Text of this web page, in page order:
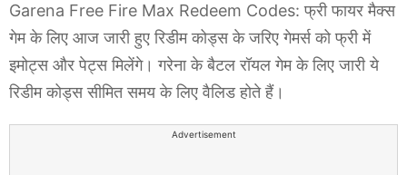
Garena Free Fire Max Redeem Codes: फ्री फायर मैक्स
गेम के लिए आज जारी हुए रिडीम कोड्स के जरिए गेमर्स को फ्री में
इमोट्स और पेट्स मिलेंगे। गरेना के बैटल रॉयल गेम के लिए जारी ये
रिडीम कोड्स सीमित समय के लिए वैलिड होते हैं।
Advertisement